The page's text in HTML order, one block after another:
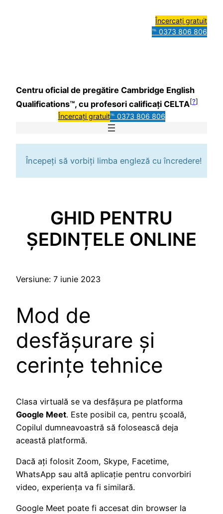
Încercați gratuit
℡ 0373 806 806
Centru oficial de pregătire Cambridge English
Qualifications™, cu profesori calificați CELTA[?]
Încercați gratuit℡ 0373 806 806
Începeți să vorbiți limba engleză cu încredere!
GHID PENTRU
ȘEDINȚELE ONLINE
Versiune: 7 iunie 2023
Mod de
desfășurare și
cerințe tehnice
Clasa virtuală se va desfășura pe platforma
Google Meet. Este posibil ca, pentru școală,
Copilul dumneavoastră să folosească deja
această platformă.
Dacă ați folosit Zoom, Skype, Facetime,
WhatsApp sau altă aplicație pentru convorbiri
video, experiența va fi similară.
Google Meet poate fi accesat din browser la